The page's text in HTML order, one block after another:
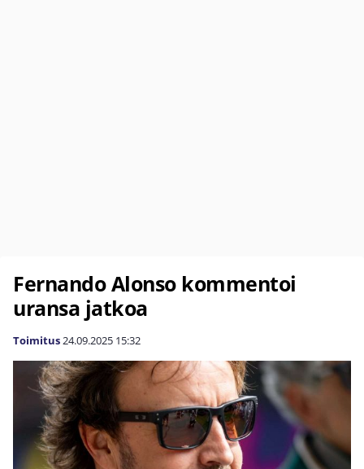
Fernando Alonso kommentoi
uransa jatkoa
Toimitus24.09.2025 15:32